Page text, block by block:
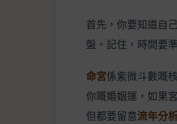
首先，你要知道自
盤。記住，時間要
命宮係紫微斗數嘅
你嘅婚姻運，如果
但都要留意流年分